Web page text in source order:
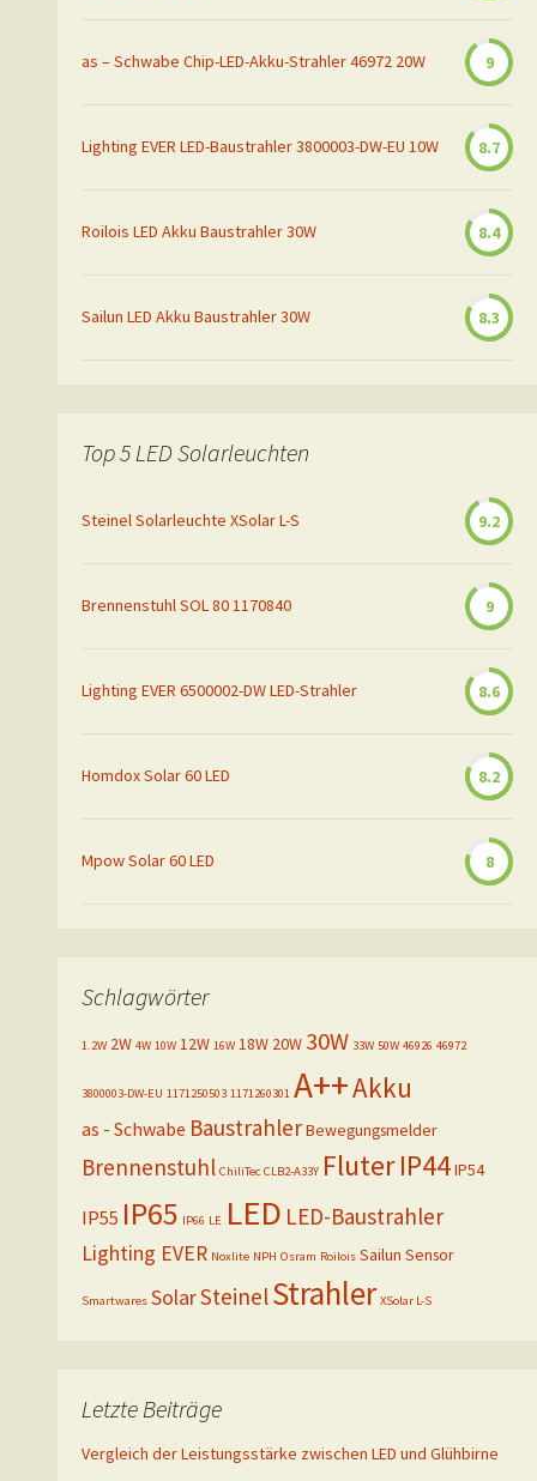
as – Schwabe Chip-LED-Akku-Strahler 46972 20W 9
Lighting EVER LED-Baustrahler 3800003-DW-EU 10W 8.7
Roilois LED Akku Baustrahler 30W 8.4
Sailun LED Akku Baustrahler 30W 8.3
Top 5 LED Solarleuchten
Steinel Solarleuchte XSolar L-S 9.2
Brennenstuhl SOL 80 1170840 9
Lighting EVER 6500002-DW LED-Strahler 8.6
Homdox Solar 60 LED 8.2
Mpow Solar 60 LED 8
Schlagwörter
1.2W 2W 4W 10W 12W 16W 18W 20W 30W 33W 50W 46926 46972
3800003-DW-EU 1171250503 1171260301 A++Akku
as - Schwabe BaustrahlerBewegungsmelder
Brennenstuhl ChiliTec CLB2-A33Y FluterIP44IP54
IP55 IP65 IP66 LE LED LED-Baustrahler
Lighting EVER Noxlite NPH Osram Roilois Sailun Sensor
Smartwares SolarSteinelStrahler XSolar L-S
Letzte Beiträge
Vergleich der Leistungsstärke zwischen LED und Glühbirne